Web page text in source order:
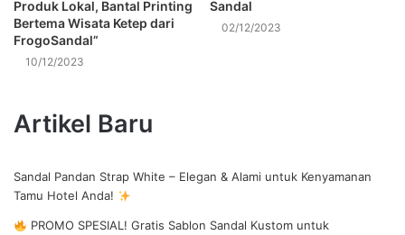
Produk Lokal, Bantal Printing
Bertema Wisata Ketep dari
FrogoSandal”
10/12/2023
Sandal
02/12/2023
Artikel Baru
Sandal Pandan Strap White – Elegan & Alami untuk Kenyamanan
Tamu Hotel Anda!
PROMO SPESIAL! Gratis Sablon Sandal Kustom untuk